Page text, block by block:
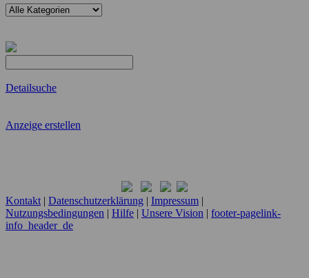
Detailsuche
Anzeige erstellen
Kontakt | Datenschutzerklärung | Impressum |
Nutzungsbedingungen | Hilfe | Unsere Vision | footer-pagelink-
info_header_de